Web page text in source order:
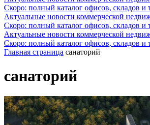
Скоро: полный каталог офисов, складов и
Актуальные новости коммерческой
Скоро: полный каталог офисов, складов и
Актуальные новости коммерческой
Скоро: полный каталог офисов, складов и
Главная страница санаторий
санаторий